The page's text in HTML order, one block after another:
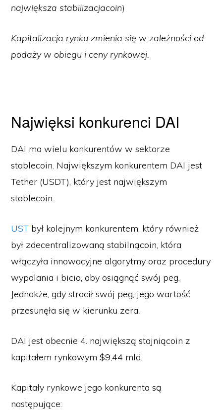
największa stabilizacjacoin)
Kapitalizacja rynku zmienia się w zależności od
podaży w obiegu i ceny rynkowej.
Najwięksi konkurenci DAI
DAI ma wielu konkurentów w sektorze
stablecoin. Największym konkurentem DAI jest
Tether (USDT), który jest największym
stablecoin.
UST był kolejnym konkurentem, który również
był zdecentralizowaną stabilnącoin, która
włączyła innowacyjne algorytmy oraz procedury
wypalania i bicia, aby osiągnąć swój peg.
Jednakże, gdy stracił swój peg, jego wartość
przesunęła się w kierunku zera.
DAI jest obecnie 4. największą stajniącoin z
kapitałem rynkowym $9,44 mld.
Kapitały rynkowe jego konkurenta są
następujące: